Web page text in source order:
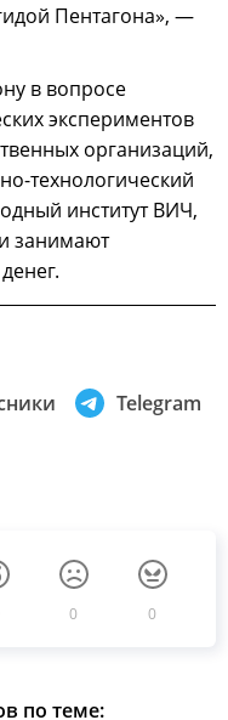
Пентагона», —
в вопросе
экспериментов
организаций,
технологический
институт ВИЧ,
занимают
Telegram
0 0
по теме: